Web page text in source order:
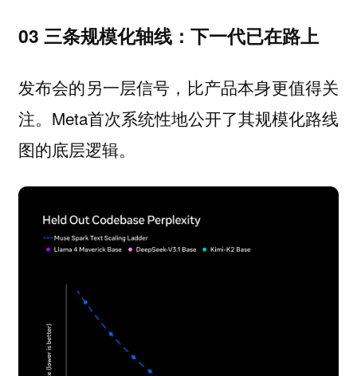
03 三条规模化轴线：下一代已在路上
发布会的另一层信号，比产品本身更值得关
注。Meta首次系统性地公开了其规模化路线
图的底层逻辑。